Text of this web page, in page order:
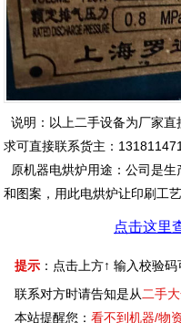
说明：以上二手设备为厂家
求可直接联系货主：
原机器电烘炉用途：公司是
和图案，用此电烘炉让印刷工
点击这里
提示 ：点击上方↑ 输入校验码
联系对方时请告知是从 二手
本站提醒您：看不到机器/物